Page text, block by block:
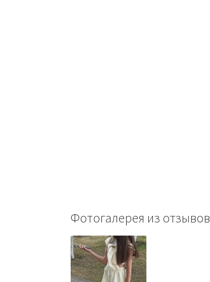
Фотогалерея из отзывов